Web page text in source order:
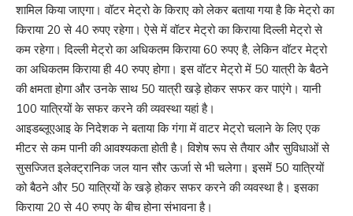
शामिल किया जाएगा। वॉटर मेट्रो के किराए को लेकर बताया गया है कि मेट्रो का
किराया 20 से 40 रुपए रहेगा। ऐसे में वॉटर मेट्रो का किराया दिल्ली मेट्रो से
कम रहेगा। दिल्ली मेट्रो का अधिकतम किराया 60 रुपए है, लेकिन वॉटर मेट्रो
का अधिकतम किराया ही 40 रुपए होगा। इस वॉटर मेट्रो में 50 यात्री के बैठने
की क्षमता होगा और उनके साथ 50 यात्री खड़े होकर सफर कर पाएंगे। यानी
100 यात्रियों के सफर करने की व्यवस्था यहां है।
आइडब्लूएआइ के निदेशक ने बताया कि गंगा में वाटर मेट्रो चलाने के लिए एक
मीटर से कम पानी की आवश्यकता होती है। विशेष रूप से तैयार और सुविधाओं से
सुसज्जित इलेक्ट्रानिक जल यान सौर ऊर्जा से भी चलेगा। इसमें 50 यात्रियों
को बैठने और 50 यात्रियों के खड़े होकर सफर करने की व्यवस्था है। इसका
किराया 20 से 40 रुपए के बीच होना संभावना है।